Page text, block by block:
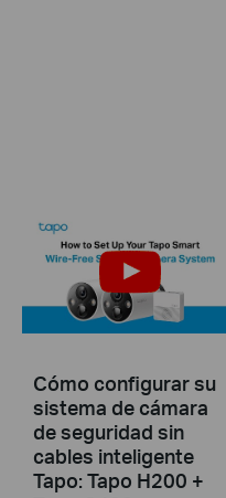
Cómo configurar su
sistema de cámara
de seguridad sin
cables inteligente
Tapo: Tapo H200 +